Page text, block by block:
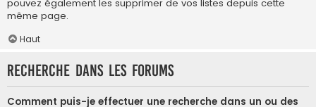
pouvez également les supprimer de vos listes depuis cette
même page.
Haut
Recherche dans les forums
Comment puis-je effectuer une recherche dans un ou des